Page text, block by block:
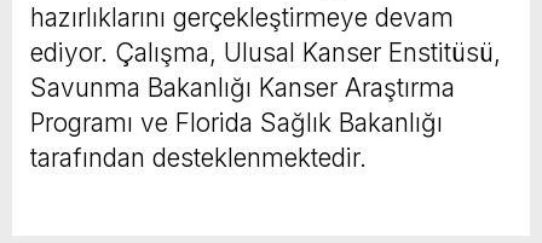
hazırlıklarını gerçekleştirmeye devam
ediyor. Çalışma, Ulusal Kanser Enstitüsü,
Savunma Bakanlığı Kanser Araştırma
Programı ve Florida Sağlık Bakanlığı
tarafından desteklenmektedir.